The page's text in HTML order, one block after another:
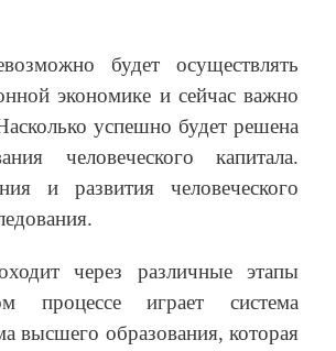
будет осуществлять
экономике и сейчас важно
успешно будет решена
человеческого капитала.
и развития человеческого
через различные этапы
играет система
высшего образования, которая